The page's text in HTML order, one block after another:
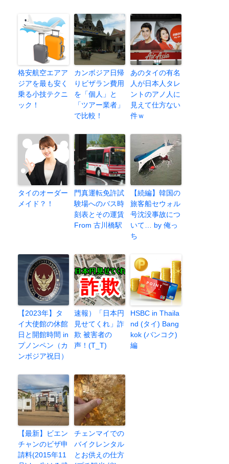
格安航空エアア
ジアを最も安く
乗る小技テクニ
ック！
カンボジア日帰
りビザラン費用
を「個人」と
「ツアー業者」
で比較！
あのタイの有名
人が日本人タレ
ントのアノ人に
見えて仕方ない
件ｗ
タイのオーダー
メイド？！
門真運転免許試
験場へのバス時
刻表とその運賃
From 古川橋駅
【続編】韓国の
旅客船セウォル
号沈没事故につ
いて… by 俺っ
ち
【2023年】タ
イ大使館の休館
日と開館時間 in
プノンペン（カ
ンボジア祝日）
速報）「日本円
見せてくれ」詐
欺 被害者の
声！(T_T)
HSBC in Thaila
nd (タイ) Bang
kok (バンコク)
編
【最新】ビエン
チャンのビザ申
請料(2015年11
チェンマイでの
バイクレンタル
とお供えの仕方